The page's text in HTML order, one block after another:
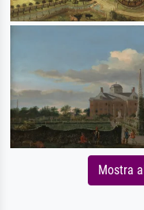
Mostra